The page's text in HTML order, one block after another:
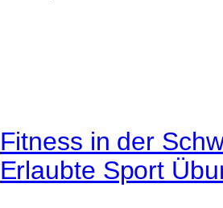
Fitness in der
Erlaubte Sport